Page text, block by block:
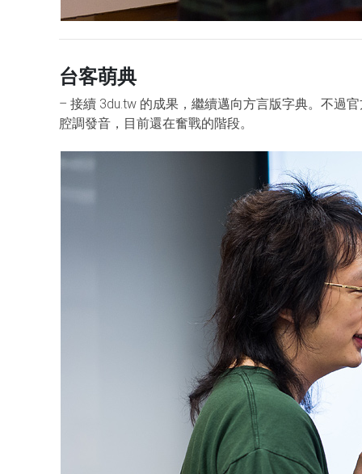
台客萌典
– 接續 3du.tw 的成果，繼續邁向方言版字典。不過
腔調發音，目前還在奮戰的階段。